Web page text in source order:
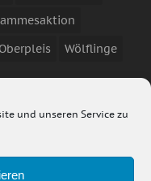
und unseren Service zu
Wölflinge